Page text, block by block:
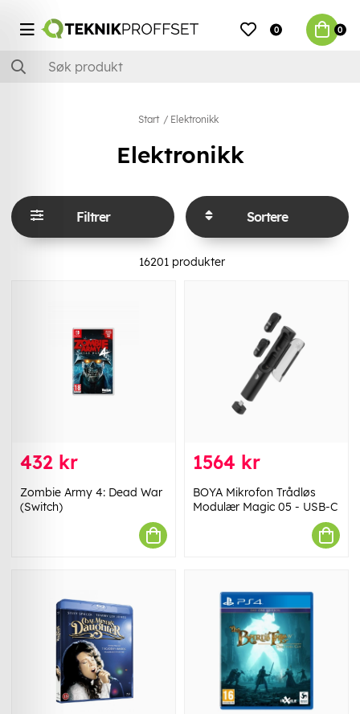
0 0
Start Elektronikk
Elektronikk
Filtrer Sortere
16201produkter
432 kr
Zombie Army 4: Dead War
(Switch)
1564 kr
BOYA Mikrofon Trådløs
Modulær Magic 05 - USB-C